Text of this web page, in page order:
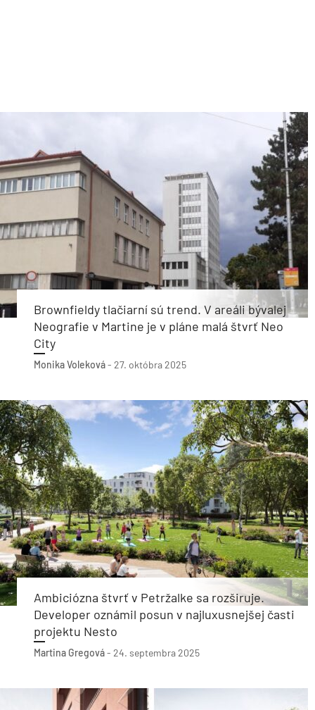
Brownfieldy tlačiarní sú trend. V areáli bývalej
Neografie v Martine je v pláne malá štvrť Neo
City
Monika Voleková- 27. októbra 2025
Ambiciózna štvrť v Petržalke sa rozširuje.
Developer oznámil posun v najluxusnejšej časti
projektu Nesto
Martina Gregová- 24. septembra 2025